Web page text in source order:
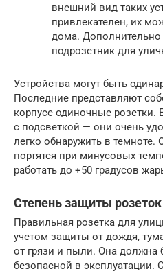
внешний вид таких
привлекателен, их
дома. Дополнительно
подрозетник для
Устройства могут быть
Последние представляют
корпусе одиночные розетки.
с подсветкой — они очень
легко обнаружить в
портятся при минусовых
работать до +50 градусов
Степень защиты розеток
Правильная розетка для
учетом защиты от дождя,
от грязи и пыли. Она должна
безопасной в эксплуатации.